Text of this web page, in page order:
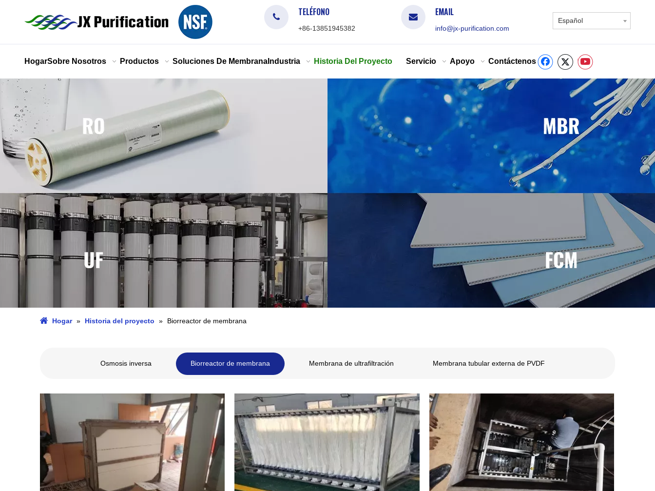
TELÉFONO
+86-13851945382
EMAIL
info@jx-purification.com
Español
HogarSobre Nosotros Productos Soluciones De Membrana Industria Historia Del Proyecto Servicio Apoyo Contáctenos
Hogar » Historia del proyecto » Biorreactor de membrana
Osmosis inversa Biorreactor de membrana Membrana de ultrafiltración Membrana tubular externa de PVDF